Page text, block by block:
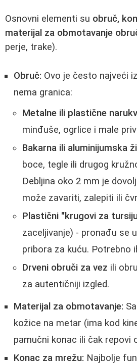
Osnovni elementi su obruč,
materijal za obmotavanje
perje, trake).
Obruč: Ovo je često najveći
nema granica:
Metalne ili plastične
minđuše, ogrlice i male
Bakarna ili aluminijumska
boce, tegle ili drugog
Debljina oko 2 mm je
može zavariti, zalepiti ili
Plastični "krugovi za
zaceljivanje) - pronađu se
pribora za kuću. Potrebno
Drveni obruči za vez ili
za autentičniji izgled.
Materijal za obmotavanje:
kožice na metar (ima kod
pamučni konac ili čak repovi
Konac za mrežu: Najbolje